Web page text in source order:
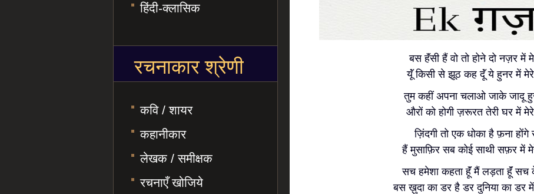
बस हॅंसी हैं वो तो होने दो नज़र में
यूॅं किसी से झूठ कह दूॅं ये हुनर में
तुम कहीं अपना चलाओ जाके जादू
औरों को होगी ज़रूरत तेरी घर में
ज़िंदगी तो एक धोका है फ़ना होंगे
हैं मुसाफ़िर सब कोई साथी सफ़र में
सच हमेशा कहता हूॅं मैं लड़ता हूॅं सच
बस ख़ुदा का डर है डर दुनिया का डर
हिंदी-क्लासिक
रचनाकार श्रेणी
कवि / शायर
कहानीकार
लेखक / समीक्षक
रचनाएँ खोजिये